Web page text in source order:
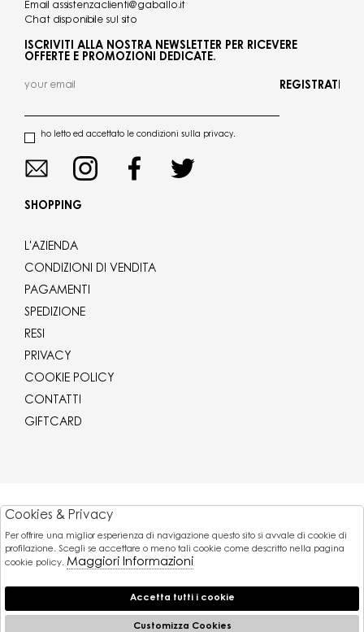
Email assistenzaclienti@gaballo.it
Chat disponibile sul sito
ISCRIVITI ALLA NOSTRA NEWSLETTER PER RICEVERE
OFFERTE E PROMOZIONI DEDICATE.
ho letto ed accettato le condizioni sulla privacy.
REGISTRATI
SHOPPING
L'AZIENDA
CONDIZIONI DI VENDITA
PAGAMENTI
SPEDIZIONE
RESI
PRIVACY
COOKIE POLICY
CONTATTI
GIFTCARD
Powered by
Pagamenti
Cookies & Privacy
Per offrire una miglior esperienza di navigazione questo sito si avvale di cookie di
profilazione. Scegli se accettare o meno tali cookie come descritto nella pagina
cookie policy. Maggiori Informazioni
Accetta tutti i cookie
Customizza Cookies